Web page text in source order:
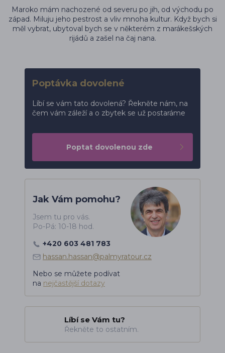
Maroko mám nachozené od severu po jih, od východu po
západ. Miluju jeho pestrost a vliv mnoha kultur. Když bych si
měl vybrat, ubytoval bych se v některém z marákešských
rijádů a zašel na čaj nana.
Poptávka dovolené
Líbí se vám tato dovolená? Řekněte nám, na
čem vám záleží a o zbytek se už postaráme
Poptat dovolenou zde
Jak Vám pomohu?
Jsem tu pro vás.
Po-Pá: 10-18 hod.
+420 603 481 783
hassan.hassan@palmyratour.cz
Nebo se můžete podívat
na nejčastější dotazy
Líbí se Vám tu?
Řekněte to ostatním.